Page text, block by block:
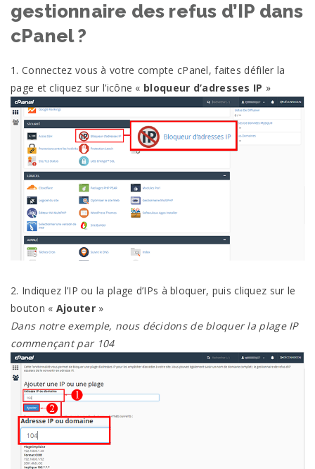
gestionnaire des refus d’IP dans
cPanel ?
1. Connectez vous à votre compte cPanel, faites défiler la
page et cliquez sur l’icône « bloqueur d’adresses IP »
2. Indiquez l’IP ou la plage d’IPs à bloquer, puis cliquez sur le
bouton « Ajouter»
Dans notre exemple, nous décidons de bloquer la plage IP
commençant par 104